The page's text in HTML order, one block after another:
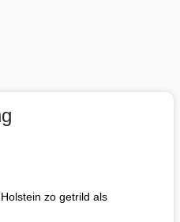
zo getrild als